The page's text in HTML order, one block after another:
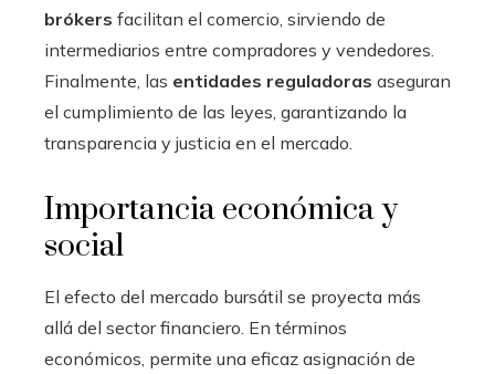
brókers facilitan el comercio, sirviendo de
intermediarios entre compradores y vendedores.
Finalmente, las entidades reguladoras aseguran
el cumplimiento de las leyes, garantizando la
transparencia y justicia en el mercado.
Importancia económica y
social
El efecto del mercado bursátil se proyecta más
allá del sector financiero. En términos
económicos, permite una eficaz asignación de